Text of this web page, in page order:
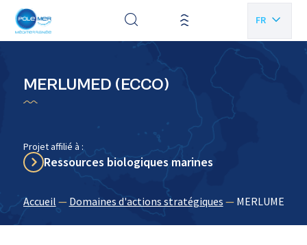
FR
MERLUMED (ECCO)
Projet affilié à :
Ressources biologiques marines
Accueil — Domaines d'actions stratégiques — MERLUMED
Panneau de gestion des cookies